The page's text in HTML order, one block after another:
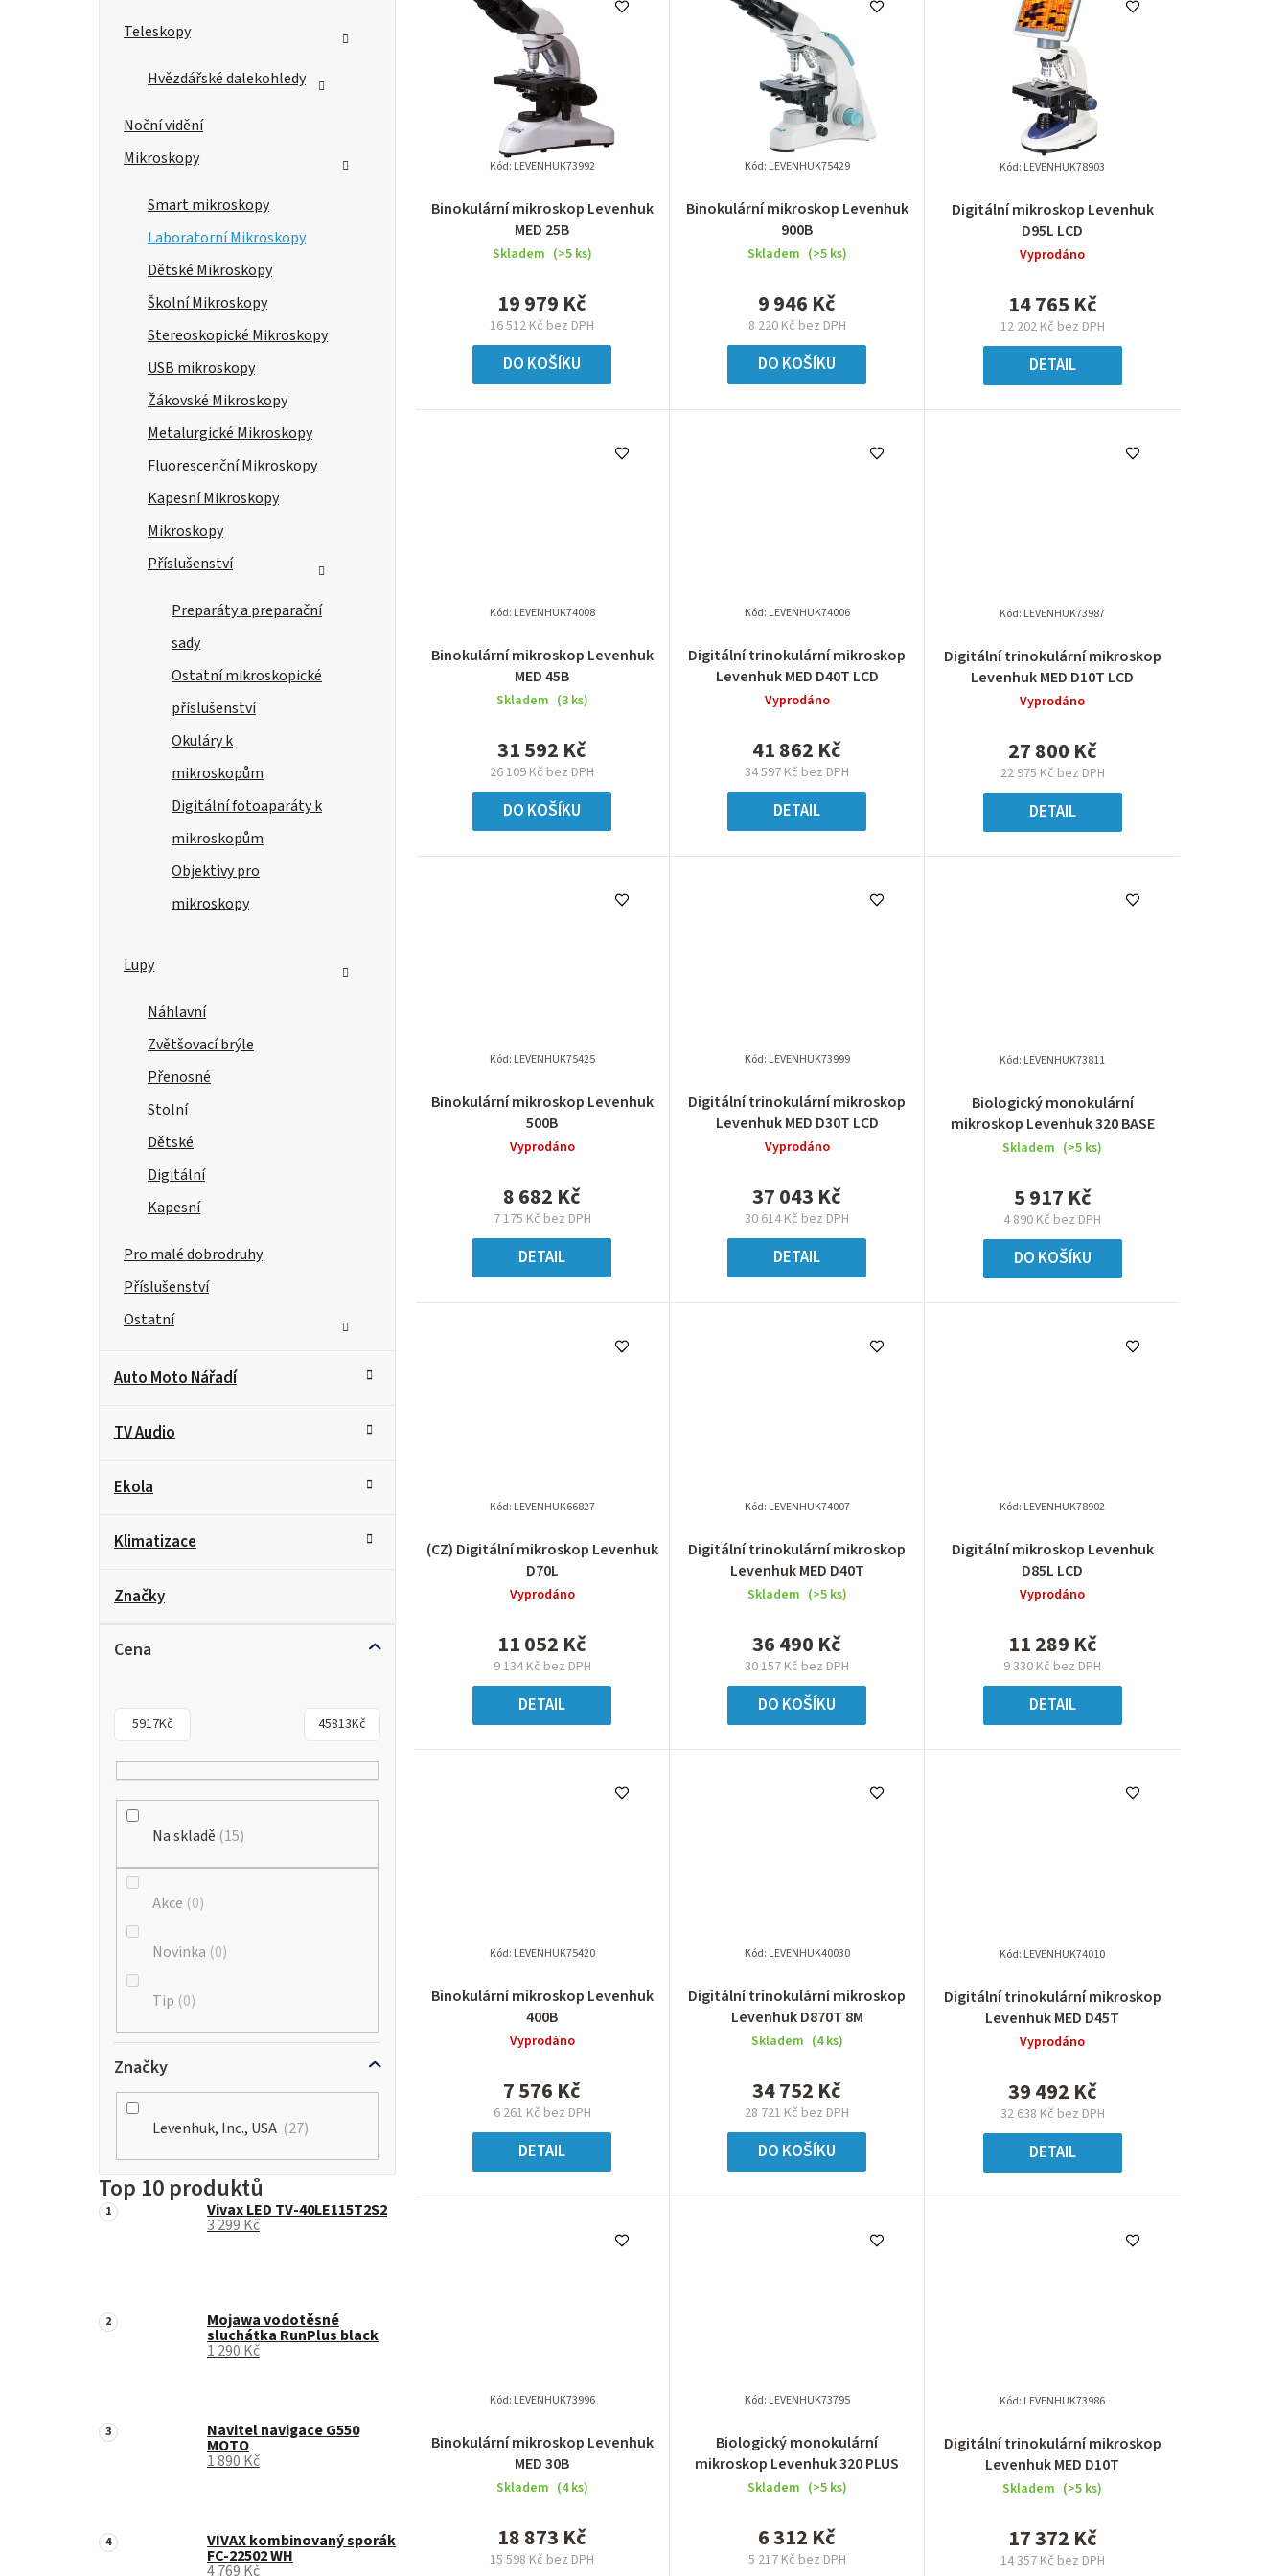
Teleskopy
Hvězdářské dalekohledy
Noční vidění
Mikroskopy
Smart mikroskopy
Laboratorní Mikroskopy
Dětské Mikroskopy
Školní Mikroskopy
Stereoskopické Mikroskopy
USB mikroskopy
Žákovské Mikroskopy
Metalurgické Mikroskopy
Fluorescenční Mikroskopy
Kapesní Mikroskopy
Mikroskopy
Příslušenství
Preparáty a preparační
sady
Ostatní mikroskopické
příslušenství
Okuláry k
mikroskopům
Digitální fotoaparáty k
mikroskopům
Objektivy pro
mikroskopy
Lupy
Náhlavní
Zvětšovací brýle
Přenosné
Stolní
Dětské
Digitální
Kapesní
Pro malé dobrodruhy
Příslušenství
Ostatní
Auto Moto Nářadí
TV Audio
Ekola
Klimatizace
Značky
Cena
5917Kč 45813Kč
Na skladě 15
Akce 0
Novinka 0
Tip 0
Značky
Levenhuk, Inc., USA 27
Top 10 produktů
Vivax LED TV-40LE115T2S2
3 299 Kč
Mojawa vodotěsné
sluchátka RunPlus black
1 290 Kč
Navitel navigace G550
MOTO
1 890 Kč
VIVAX kombinovaný sporák
FC-22502 WH
4 769 Kč
ů
Binokulární mikroskop Levenhuk
MED 25B
Skladem (>5 ks)
16 512 Kč bez DPH
19 979 Kč
DO KOŠÍKU
Kód: LEVENHUK73992
Binokulární mikroskop Levenhuk
900B
Skladem (>5 ks)
8 220 Kč bez DPH
9 946 Kč
DO KOŠÍKU
Kód: LEVENHUK75429
Digitální mikroskop Levenhuk
D95L LCD
Vyprodáno
12 202 Kč bez DPH
14 765 Kč
DETAIL
Kód: LEVENHUK78903
Binokulární mikroskop Levenhuk
MED 45B
Skladem (3 ks)
26 109 Kč bez DPH
31 592 Kč
DO KOŠÍKU
Kód: LEVENHUK74008
Digitální trinokulární mikroskop
Levenhuk MED D40T LCD
Vyprodáno
34 597 Kč bez DPH
41 862 Kč
DETAIL
Kód: LEVENHUK74006
Digitální trinokulární mikroskop
Levenhuk MED D10T LCD
Vyprodáno
22 975 Kč bez DPH
27 800 Kč
DETAIL
Kód: LEVENHUK73987
Binokulární mikroskop Levenhuk
500B
Vyprodáno
7 175 Kč bez DPH
8 682 Kč
DETAIL
Kód: LEVENHUK75425
Digitální trinokulární mikroskop
Levenhuk MED D30T LCD
Vyprodáno
30 614 Kč bez DPH
37 043 Kč
DETAIL
Kód: LEVENHUK73999
Biologický monokulární
mikroskop Levenhuk 320 BASE
Skladem (>5 ks)
4 890 Kč bez DPH
5 917 Kč
DO KOŠÍKU
Kód: LEVENHUK73811
(CZ) Digitální mikroskop Levenhuk
D70L
Vyprodáno
9 134 Kč bez DPH
11 052 Kč
DETAIL
Kód: LEVENHUK66827
Digitální trinokulární mikroskop
Levenhuk MED D40T
Skladem (>5 ks)
30 157 Kč bez DPH
36 490 Kč
DO KOŠÍKU
Kód: LEVENHUK74007
Digitální mikroskop Levenhuk
D85L LCD
Vyprodáno
9 330 Kč bez DPH
11 289 Kč
DETAIL
Kód: LEVENHUK78902
Binokulární mikroskop Levenhuk
400B
Vyprodáno
6 261 Kč bez DPH
7 576 Kč
DETAIL
Kód: LEVENHUK75420
Digitální trinokulární mikroskop
Levenhuk D870T 8M
Skladem (4 ks)
28 721 Kč bez DPH
34 752 Kč
DO KOŠÍKU
Kód: LEVENHUK40030
Digitální trinokulární mikroskop
Levenhuk MED D45T
Vyprodáno
32 638 Kč bez DPH
39 492 Kč
DETAIL
Kód: LEVENHUK74010
Binokulární mikroskop Levenhuk
MED 30B
Skladem (4 ks)
15 598 Kč bez DPH
18 873 Kč
Kód: LEVENHUK73996
Biologický monokulární
mikroskop Levenhuk 320 PLUS
Skladem (>5 ks)
5 217 Kč bez DPH
6 312 Kč
Kód: LEVENHUK73795
Digitální trinokulární mikroskop
Levenhuk MED D10T
Skladem (>5 ks)
14 357 Kč bez DPH
17 372 Kč
Kód: LEVENHUK73986